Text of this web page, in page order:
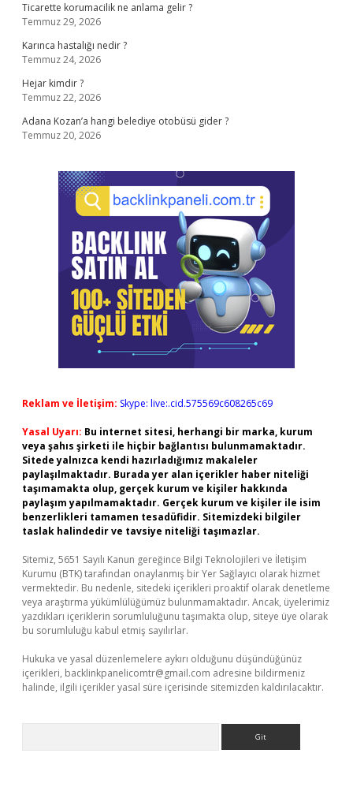
Ticarette korumacilik ne anlama gelir ?
Temmuz 29, 2026
Karınca hastalığı nedir ?
Temmuz 24, 2026
Hejar kimdir ?
Temmuz 22, 2026
Adana Kozan’a hangi belediye otobüsü gider ?
Temmuz 20, 2026
Reklam ve İletişim: Skype: live:.cid.575569c608265c69
Yasal Uyarı: Bu internet sitesi, herhangi bir marka, kurum
veya şahıs şirketi ile hiçbir bağlantısı bulunmamaktadır.
Sitede yalnızca kendi hazırladığımız makaleler
paylaşılmaktadır. Burada yer alan içerikler haber niteliği
taşımamakta olup, gerçek kurum ve kişiler hakkında
paylaşım yapılmamaktadır. Gerçek kurum ve kişiler ile isim
benzerlikleri tamamen tesadüfidir. Sitemizdeki bilgiler
taslak halindedir ve tavsiye niteliği taşımazlar.
Sitemiz, 5651 Sayılı Kanun gereğince Bilgi Teknolojileri ve İletişim
Kurumu (BTK) tarafından onaylanmış bir Yer Sağlayıcı olarak hizmet
vermektedir. Bu nedenle, sitedeki içerikleri proaktif olarak denetleme
veya araştırma yükümlülüğümüz bulunmamaktadır. Ancak, üyelerimiz
yazdıkları içeriklerin sorumluluğunu taşımakta olup, siteye üye olarak
bu sorumluluğu kabul etmiş sayılırlar.
Hukuka ve yasal düzenlemelere aykırı olduğunu düşündüğünüz
içerikleri, backlinkpanelicomtr@gmail.com adresine bildirmeniz
halinde, ilgili içerikler yasal süre içerisinde sitemizden kaldırılacaktır.